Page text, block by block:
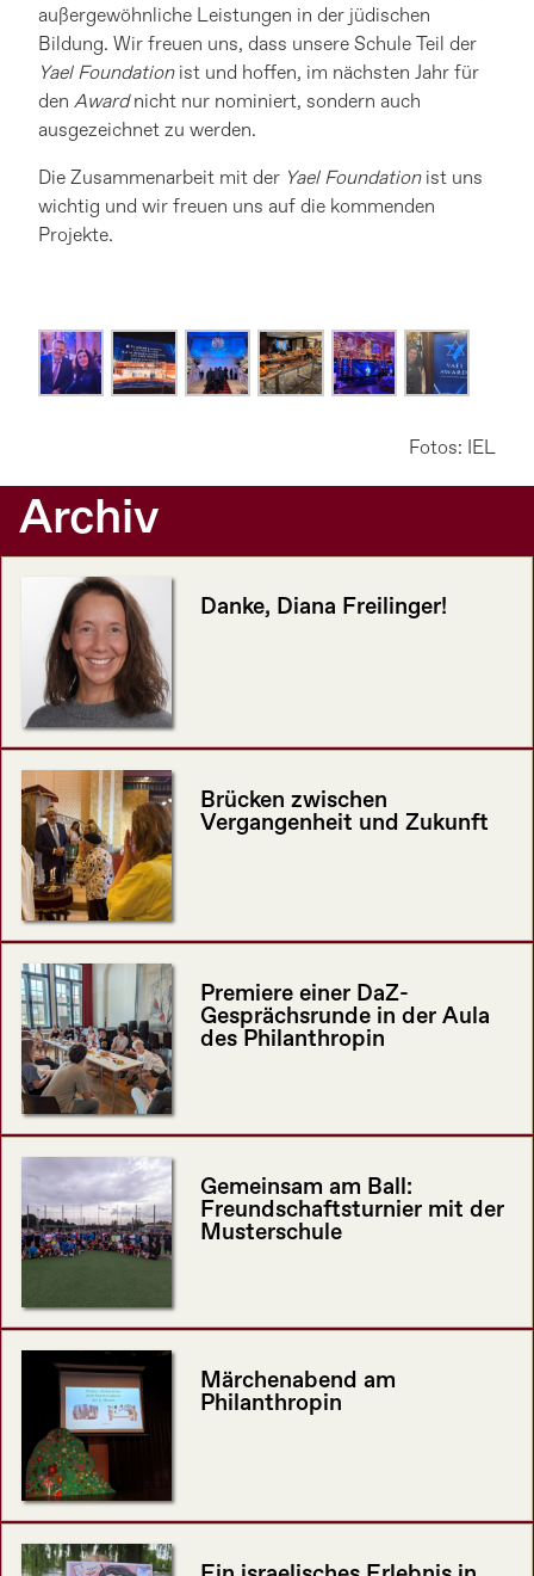
außergewöhnliche Leistungen in der jüdischen
Bildung. Wir freuen uns, dass unsere Schule Teil der
Yael Foundationist und hoffen, im nächsten Jahr für
den Awardnicht nur nominiert, sondern auch
ausgezeichnet zu werden.
Die Zusammenarbeit mit der Yael Foundationist uns
wichtig und wir freuen uns auf die kommenden
Projekte.
Fotos: IEL
Archiv
Danke, Diana Freilinger!
Brücken zwischen
Vergangenheit und Zukunft
Premiere einer DaZ-
Gesprächsrunde in der Aula
des Philanthropin
Gemeinsam am Ball:
Freundschaftsturnier mit der
Musterschule
Märchenabend am
Philanthropin